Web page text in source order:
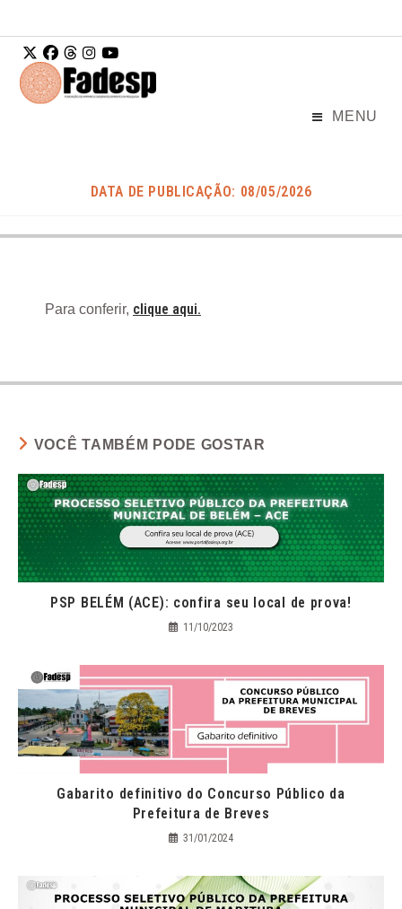
conteúdo
MENU
DATA DE PUBLICAÇÃO: 08/05/2026
Para conferir, clique aqui.
VOCÊ TAMBÉM PODE GOSTAR
PSP BELÉM (ACE): confira seu local de prova!
11/10/2023
Gabarito definitivo do Concurso Público da
Prefeitura de Breves
31/01/2024